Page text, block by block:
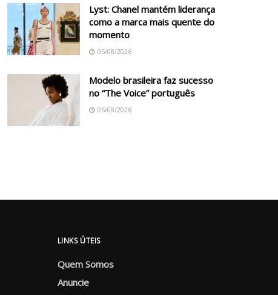
Lyst: Chanel mantém liderança
como a marca mais quente do
momento
05/08/2026
Modelo brasileira faz sucesso
no “The Voice” português
05/08/2026
LINKS ÚTEIS
Quem Somos
Anuncie